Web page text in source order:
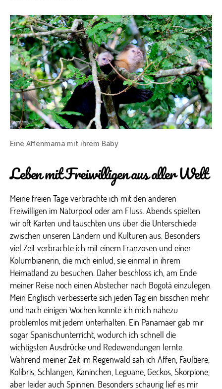
Eine Affenmama mit ihrem Baby
Leben mit Freiwilligen aus aller Welt
Meine freien Tage verbrachte ich mit den anderen
Freiwilligen im Naturpool oder am Fluss. Abends spielten
wir oft Karten und tauschten uns über die Unterschiede
zwischen unseren Ländern und Kulturen aus. Besonders
viel Zeit verbrachte ich mit einem Franzosen und einer
Kolumbianerin, die mich einlud, sie einmal in ihrem
Heimatland zu besuchen. Daher beschloss ich, am Ende
meiner Reise noch einen Abstecher nach Bogotá einzulegen.
Mein Englisch verbesserte sich jeden Tag ein bisschen mehr
und nach einigen Wochen konnte ich mich nahezu
problemlos mit jedem unterhalten. Ein Panamaer gab mir
sogar Spanischunterricht, wodurch ich schnell die
wichtigsten Ausdrücke und Redewendungen lernte.
Während meiner Zeit im Regenwald sah ich Affen, Faultiere,
Kolibris, Schlangen, Kaninchen, Leguane, Geckos, Skorpione,
aber leider auch Spinnen. Besonders schaurig lief es mir